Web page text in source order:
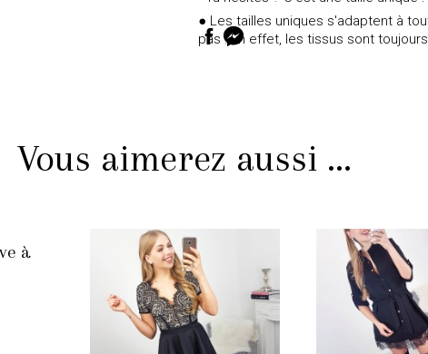
● Les tailles uniques s'adaptent à
pas ! En effet, les tissus sont
Vous aimerez aussi ...
à